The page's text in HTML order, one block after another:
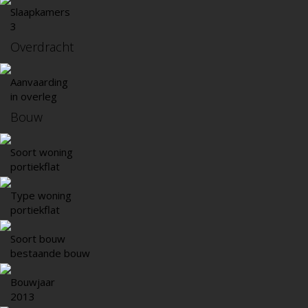
Slaapkamers
3
Overdracht
Aanvaarding
in overleg
Bouw
Soort woning
portiekflat
Type woning
portiekflat
Soort bouw
bestaande bouw
Bouwjaar
2013